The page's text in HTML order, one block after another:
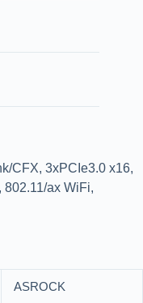
CFX, 3xPCIe3.0 x16,
ax WiFi,
ASROCK